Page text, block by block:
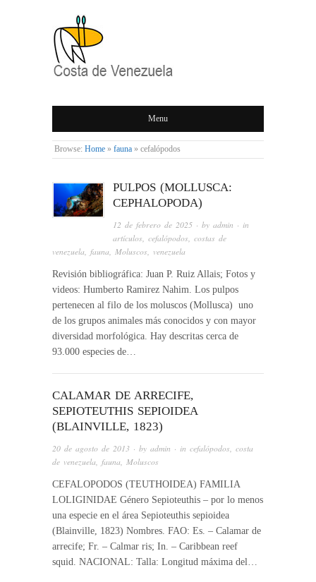
COSTA DE
VENEZUELA
Menu
Browse: Home » fauna » cefalópodos
PULPOS (MOLLUSCA:
CEPHALOPODA)
12 de febrero de 2025 · byadmin · in
artículos,cefalópodos,costas de
venezuela, fauna, Moluscos, venezuela
Revisión bibliográfica: Juan P. Ruiz Allais; Fotos y
videos: Humberto Ramirez Nahim. Los pulpos
pertenecen al filo de los moluscos (Mollusca) uno
de los grupos animales más conocidos y con mayor
diversidad morfológica. Hay descritas cerca de
93.000 especies de…
CALAMAR DE ARRECIFE,
SEPIOTEUTHIS SEPIOIDEA
(BLAINVILLE, 1823)
20 de agosto de 2013 · by admin · in cefalópodos costa
de venezuela
fauna Moluscos
CEFALOPODOS (TEUTHOIDEA) FAMILIA
LOLIGINIDAE Género Sepioteuthis – por lo menos
una especie en el área Sepioteuthis sepioidea
(Blainville, 1823) Nombres. FAO: Es. – Calamar de
arrecife; Fr. – Calmar ris; In. – Caribbean reef
squid. NACIONAL: Talla: Longitud máxima del…